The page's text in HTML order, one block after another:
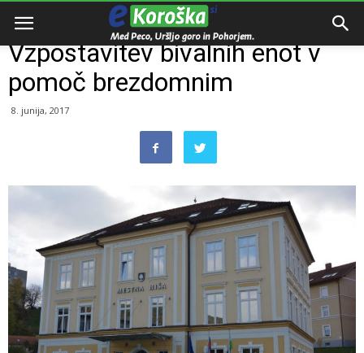
Domov
Vzpostavitev bivalnih enot v
pomoč brezdomnim
8. junija, 2017